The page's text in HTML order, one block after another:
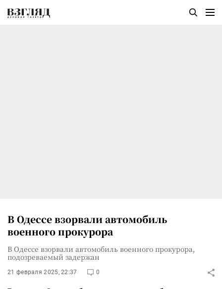
В Одессе взорвали автомобиль
военного прокурора
В Одессе взорвали автомобиль военного прокурора,
подозреваемый задержан
21 февраля 2025, 22:37 0